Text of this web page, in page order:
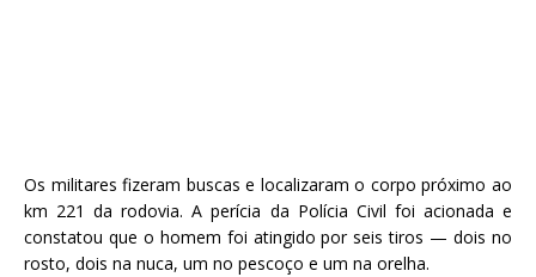
Os militares fizeram buscas e localizaram o corpo próximo ao
km 221 da rodovia. A perícia da Polícia Civil foi acionada e
constatou que o homem foi atingido por seis tiros — dois no
rosto, dois na nuca, um no pescoço e um na orelha.